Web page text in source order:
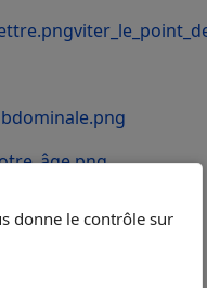
donne le contrôle sur